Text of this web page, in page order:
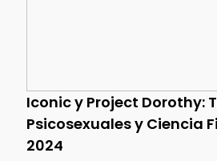
Iconic y Project Dorothy:
Psicosexuales y Ciencia
2024